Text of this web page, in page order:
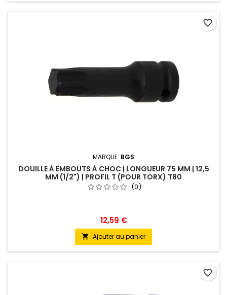
MARQUE: BGS
DOUILLE À EMBOUTS À CHOC | LONGUEUR 75 MM | 12,5
MM (1/2") | PROFIL T (POUR TORX) T80
(0)
12,59 €
 Ajouter au panier
favorite_border
favorite_border